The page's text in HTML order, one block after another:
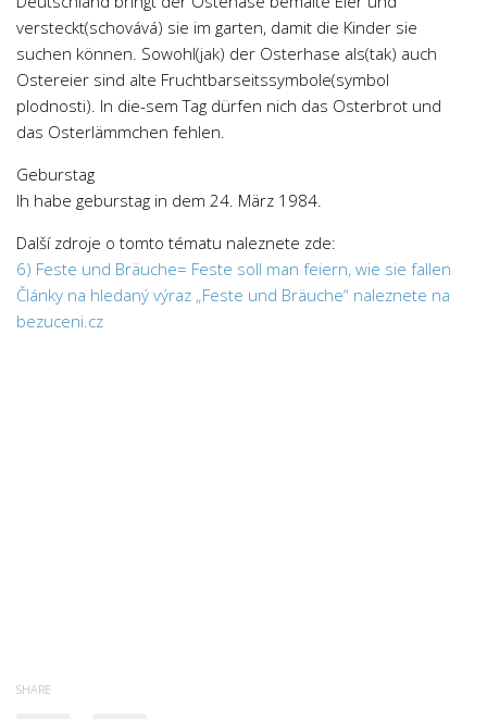
versteckt(schovává) sie im garten, damit die Kinder sie
suchen können. Sowohl(jak) der Osterhase als(tak) auch
Ostereier sind alte Fruchtbarseitssymbole(symbol
plodnosti). In die-sem Tag dürfen nich das Osterbrot und
das Osterlämmchen fehlen.
Geburstag
Ih habe geburstag in dem 24. März 1984.
Další zdroje o tomto tématu naleznete zde:
6) Feste und Bräuche= Feste soll man feiern, wie sie fallen
Články na hledaný výraz „Feste und Bräuche“ naleznete na
bezuceni.cz
SHARE